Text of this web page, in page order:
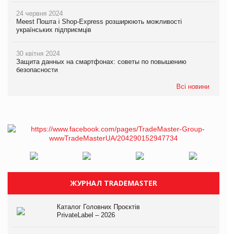
24 червня 2024
Meest Пошта і Shop-Express розширюють можливості
українських підприємців
30 квітня 2024
Защита данных на смартфонах: советы по повышению
безопасности
Всі новини
ЖУРНАЛ TRADEMASTER
Каталог Головних Проєктів
PrivateLabel – 2026